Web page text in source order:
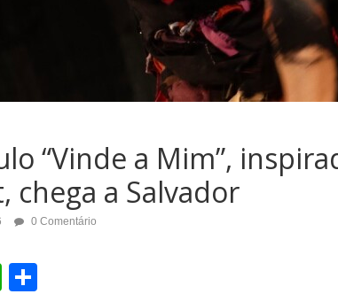
“Vinde a Mim”,
chega a Salvador
0 Comentário
W